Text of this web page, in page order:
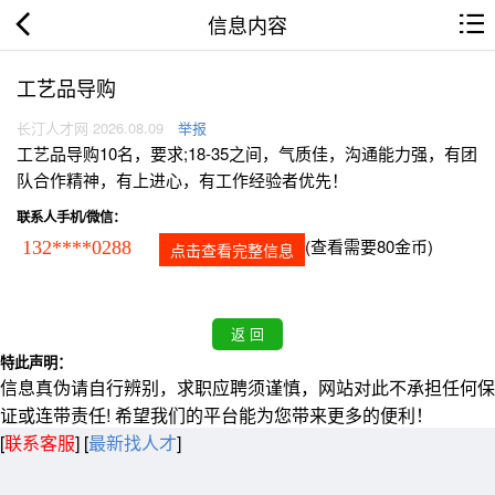
信息内容
工艺品导购
长汀人才网 2026.08.09 举报
工艺品导购10名，要求;18-35之间，气质佳，沟通能力强，有团
队合作精神，有上进心，有工作经验者优先！
联系人手机/微信：
132****0288 点击查看完整信息 (查看需要80金币)
特此声明：
信息真伪请自行辨别，求职应聘须谨慎，网站对此不承担任何保
证或连带责任! 希望我们的平台能为您带来更多的便利！
[联系客服] [最新找人才]